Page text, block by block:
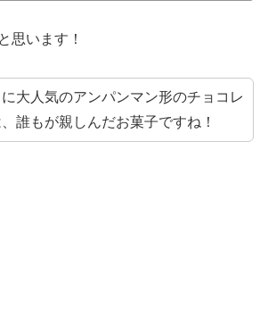
思います！
大人気のアンパンマン形のチョコレ
誰もが親しんだお菓子ですね！